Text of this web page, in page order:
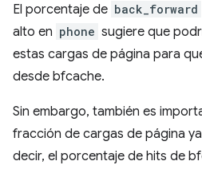
El porcentaje de back_forward
alto en phone sugiere que
estas cargas de página para
desde bfcache.
Sin embargo, también es
fracción de cargas de página
decir, el porcentaje de hits de